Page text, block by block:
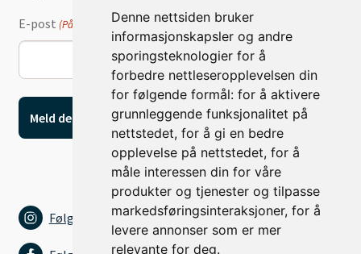
Denne nettsiden bruker
informasjonskapsler og andre
sporingsteknologier for å
forbedre nettleseropplevelsen din
for følgende formål: for å aktivere
grunnleggende funksjonalitet på
nettstedet, for å gi en bedre
opplevelse på nettstedet, for å
måle interessen din for våre
produkter og tjenester og tilpasse
markedsføringsinteraksjoner, for å
levere annonser som er mer
relevante for deg.
E-post (Påkrevd)
Følg oss på Instagram